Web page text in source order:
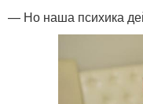
— Но наша психика